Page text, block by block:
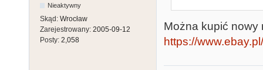
Nieaktywny
Skąd: Wrocław
Zarejestrowany: 2005-09-12
Posty: 2,058
Można kupić nowy
https://